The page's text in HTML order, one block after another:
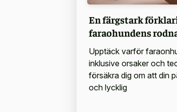
En färgstark
faraohundens
Upptäck varför
inklusive orsaker och
försäkra dig om att din
och lycklig